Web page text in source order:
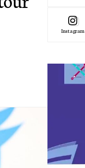
Instagram